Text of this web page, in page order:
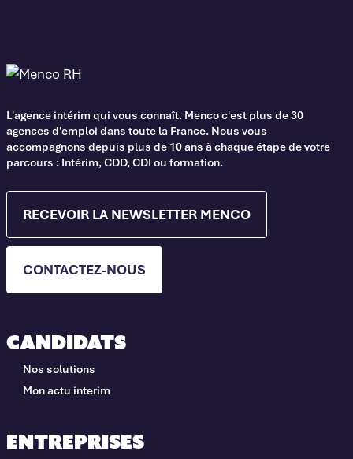
L'agence intérim qui vous connaît. Menco c'est plus de 30
agences d'emploi dans toute la France. Nous vous
accompagnons depuis plus de 10 ans à chaque étape de votre
parcours : Intérim, CDD, CDI ou formation.
RECEVOIR LA NEWSLETTER MENCO
CONTACTEZ-NOUS
Candidats
Nos solutions
Mon actu interim
Entreprises